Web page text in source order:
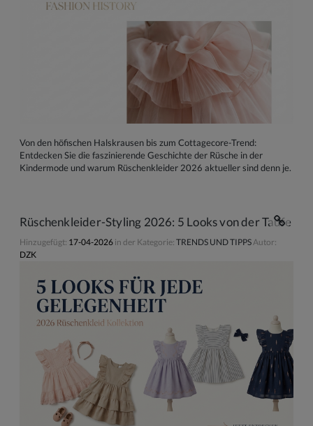
Von den höfischen Halskrausen bis zum Cottagecore-Trend:
Entdecken Sie die faszinierende Geschichte der Rüsche in der
Kindermode und warum Rüschenkleider 2026 aktueller sind denn je.
Rüschenkleider-Styling 2026: 5 Looks von der Taufe
Hinzugefügt: 17-04-2026 in der Kategorie: TRENDS UND TIPPSAutor:
DZK